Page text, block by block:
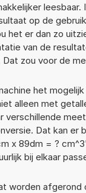
op de
het er dan zo
van de
zou voor de
het
alleen met
Dat kan er
x 89dm = ?
bij elkaar
worden afgerond